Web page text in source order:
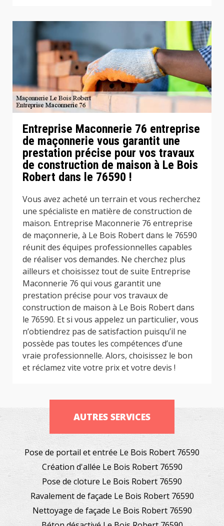
Entreprise Maconnerie 76 entreprise
de maçonnerie vous garantit une
prestation précise pour vos travaux
de construction de maison à Le Bois
Robert dans le 76590 !
Vous avez acheté un terrain et vous recherchez
une spécialiste en matière de construction de
maison. Entreprise Maconnerie 76 entreprise
de maçonnerie, à Le Bois Robert dans le 76590
réunit des équipes professionnelles capables
de réaliser vos demandes. Ne cherchez plus
ailleurs et choisissez tout de suite Entreprise
Maconnerie 76 qui vous garantit une
prestation précise pour vos travaux de
construction de maison à Le Bois Robert dans
le 76590. Et si vous appelez un particulier, vous
n’obtiendrez pas de satisfaction puisqu’il ne
possède pas toutes les compétences d’une
vraie professionnelle. Alors, choisissez le bon
et réclamez vite votre prix et votre devis !
AUTRES SERVICES
Pose de portail et entrée Le Bois Robert 76590
Création d'allée Le Bois Robert 76590
Pose de cloture Le Bois Robert 76590
Ravalement de façade Le Bois Robert 76590
Nettoyage de façade Le Bois Robert 76590